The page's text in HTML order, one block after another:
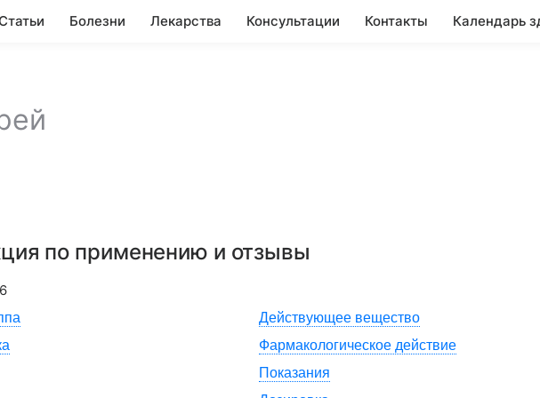
Болезни Лекарства Консультации Контакты Календарь
по применению и отзывы
Действующее вещество
Фармакологическое действие
Показания